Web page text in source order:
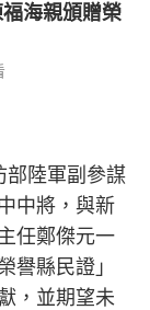
海親頒贈榮
部陸軍副參謀
中將，與新
任鄭傑元一
譽縣民證」
，並期望未